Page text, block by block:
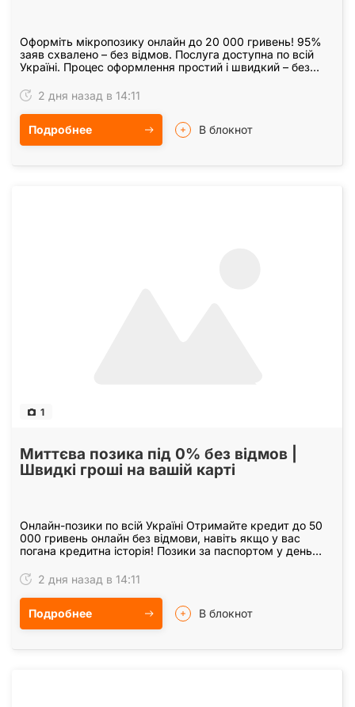
Оформіть мікропозику онлайн до 20 000 гривень! 95%
заяв схвалено – без відмов. Послуга доступна по всій
Україні. Процес оформлення простий і швидкий – без
2 дня назад в 14:11
Подробнее В блокнот
1
Миттєва позика під 0% без відмов |
Швидкі гроші на вашій карті
Онлайн-позики по всій Україні Отримайте кредит до 50
000 гривень онлайн без відмови, навіть якщо у вас
погана кредитна історія! Позики за паспортом у день
2 дня назад в 14:11
Подробнее В блокнот